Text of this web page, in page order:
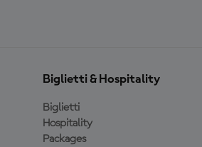
Biglietti & Hospitality
Biglietti
Hospitality
Packages